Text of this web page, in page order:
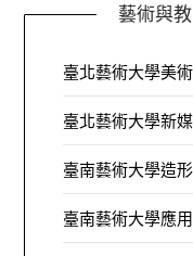
藝術與
臺北藝術大學美
臺北藝術大學新
臺南藝術大學造
臺南藝術大學應